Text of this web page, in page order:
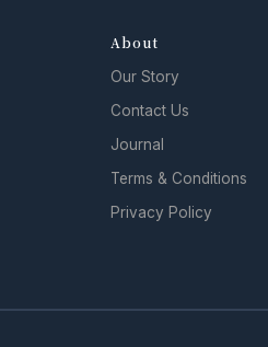
About
Our Story
Contact Us
Journal
Terms & Conditions
Privacy Policy